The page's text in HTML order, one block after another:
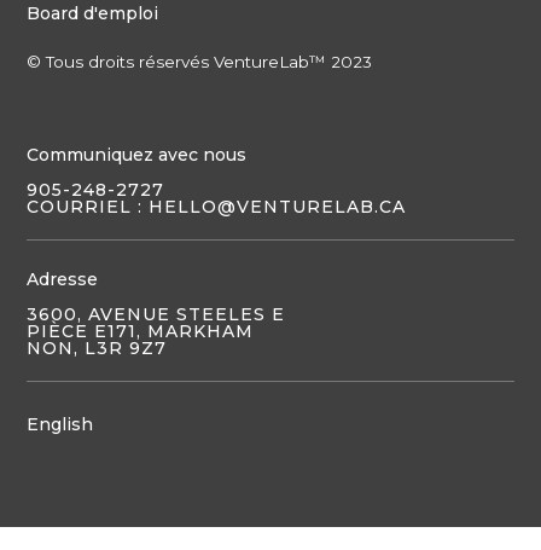
Board d'emploi
© Tous droits réservés VentureLab™ 2023
Communiquez avec nous
905-248-2727
COURRIEL : HELLO@VENTURELAB.CA
Adresse
3600, AVENUE STEELES E
PIÈCE E171, MARKHAM
NON, L3R 9Z7
English